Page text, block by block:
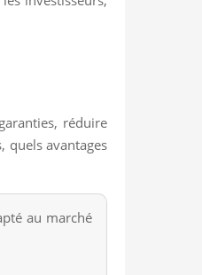
réduire
quels avantages
au marché